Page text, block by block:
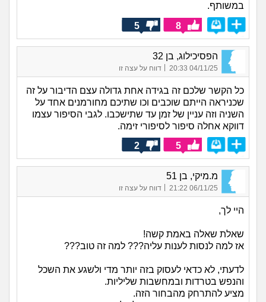
במשותף.
8
5
הפסיכילוג, בן 32
04/11/25 20:33
| דווח על עצה זו
כל הקשר שלכם זה בגידה אחת גדולה עצם הדיבור על זה
שכניראה הייתם שוכבים וכו שתיכם מחורמנים אחד על
השניה וזה עניין של זמן עד שתישכבו. לגבי הסיפור עצמו
דווקא אחלה סיפור לסיפורי זימה.
5
2
מ.מיקי, בן 51
06/11/25 21:22
| דווח על עצה זו
היי לך,
שאלת שאלה באמת קשה!
אז למה לנסות לענות עליה??? למה זה טוב???
לדעתי, לא כדאי לעסוק בזה יותר מדי ולשגע את השכל
והנפש בטרדות ובמחשבות שליליות.
מציע להתרחק מהבחור הזה.